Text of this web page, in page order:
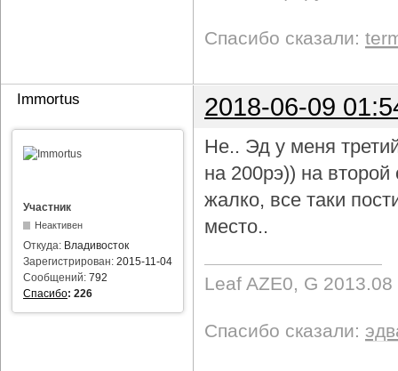
Спасибо сказали:
Immortus 2018-06-09
Участник
Неактивен
Откуда: Владивосток
Зарегистрирован: 2015-11-04
Сообщений: 792
Спасибо: 226
Не.. Эд у меня
на 200рэ)) на
жалко, все таки
место..
Leaf AZE0, G 2013.08
Спасибо сказали: